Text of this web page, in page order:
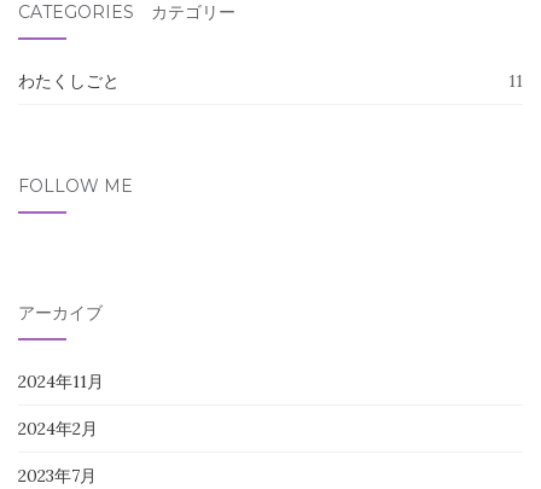
象:
CATEGORIES カテゴリー
わたくしごと 11
FOLLOW ME
アーカイブ
2024年11月
2024年2月
2023年7月